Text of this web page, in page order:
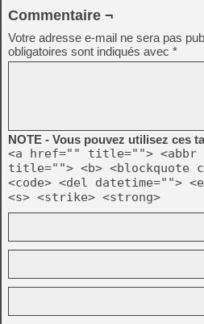
Commentaire ¬
Votre adresse e-mail ne sera pas
obligatoires sont indiqués avec *
NOTE - Vous pouvez utilisez ces
<a href="" title=""> <abbr
title=""> <b> <blockquote
<code> <del datetime="">
<s> <strike> <strong>